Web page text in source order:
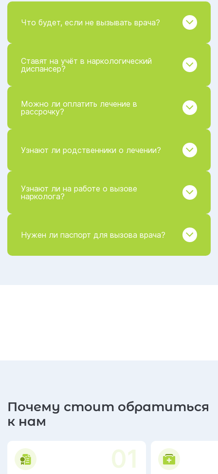
Что будет, если не вызывать врача?
Ставят на учёт в наркологический
диспансер?
Можно ли оплатить лечение в
рассрочку?
Узнают ли родственники о лечении?
Узнают ли на работе о вызове
нарколога?
Нужен ли паспорт для вызова врача?
Почему стоит обратиться
к нам
01